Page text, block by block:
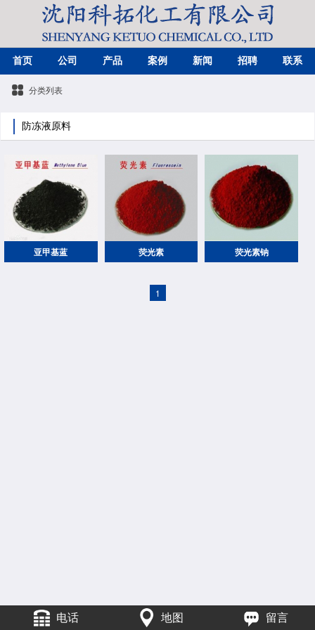
首页 公司 产品 案例 新闻 招聘 联系
分类列表
防冻液原料
亚甲基蓝 荧光素 荧光素钠
1
电话 地图 留言